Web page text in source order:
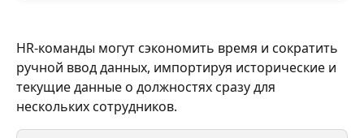
HR-команды могут сэкономить время и сократить
ручной ввод данных, импортируя исторические и
текущие данные о должностях сразу для
нескольких сотрудников.